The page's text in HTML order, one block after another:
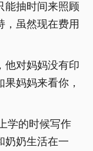
能抽时间来照顾
，虽然现在费用
他对妈妈没有印
妈妈来看你，
学的时候写作
奶奶生活在一